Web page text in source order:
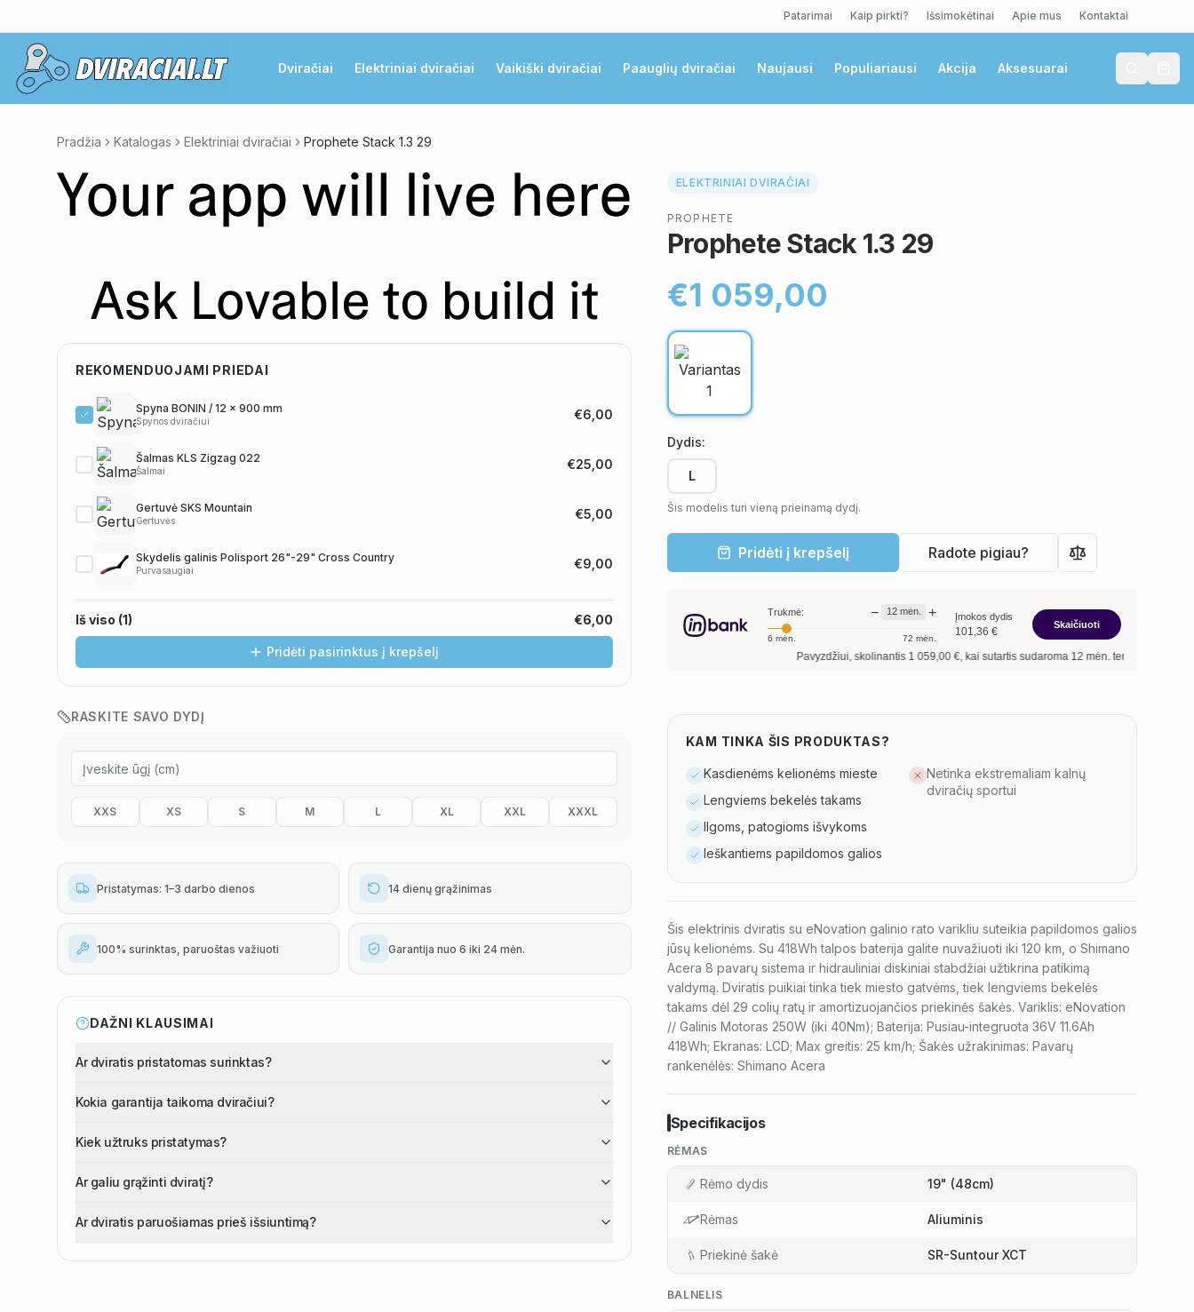
Patarimai Kaip pirkti? Išsimokėtinai Apie mus Kontaktai
Dviračiai Elektriniai dviračiai Vaikiški dviračiai Paauglių dviračiai Naujausi Populiariausi Akcija Aksesuarai
Pradžia Katalogas Elektriniai dviračiai Prophete Stack 1.3 29
REKOMENDUOJAMI PRIEDAI
Spyna BONIN / 12 x 900 mm
Spynos dviračiui €6,00
Šalmas KLS Zigzag 022
Šalmai €25,00
Gertuvė SKS Mountain
Gertuvės €5,00
Skydelis galinis Polisport 26"-29" Cross Country
Purvasaugiai €9,00
Iš viso (1) €6,00
Pridėti pasirinktus į krepšelį
RASKITE SAVO DYDĮ
XXS XS S M L XL XXL XXXL
Pristatymas: 1–3 darbo dienos 14 dienų grąžinimas
100% surinktas, paruoštas važiuoti Garantija nuo 6 iki 24 mėn.
DAŽNI KLAUSIMAI
Ar dviratis pristatomas surinktas?
Kokia garantija taikoma dviračiui?
Kiek užtruks pristatymas?
Ar galiu grąžinti dviratį?
Ar dviratis paruošiamas prieš išsiuntimą?
ELEKTRINIAI DVIRAČIAI
PROPHETE
Prophete Stack 1.3 29
€1 059,00
Dydis:
L
Šis modelis turi vieną prieinamą dydį.
Pridėti į krepšelį Radote pigiau?
Trukmė: − 12mėn. +
6 mėn. 72 mėn.
Įmokos dydis
101,36 €
Skaičiuoti
Pavyzdžiui, skolinantis1 059,00€, kai sutartis sudaroma12mėn. terminui, metinė palūkanų
KAM TINKA ŠIS PRODUKTAS?
Kasdienėms kelionėms mieste
Lengviems bekelės takams
Ilgoms, patogioms išvykoms
Ieškantiems papildomos galios
Netinka ekstremaliam kalnų
dviračių sportui
Šis elektrinis dviratis su eNovation galinio rato varikliu suteikia papildomos galios
jūsų kelionėms. Su 418Wh talpos baterija galite nuvažiuoti iki 120 km, o Shimano
Acera 8 pavarų sistema ir hidrauliniai diskiniai stabdžiai užtikrina patikimą
valdymą. Dviratis puikiai tinka tiek miesto gatvėms, tiek lengviems bekelės
takams dėl 29 colių ratų ir amortizuojančios priekinės šakės. Variklis: eNovation
// Galinis Motoras 250W (iki 40Nm); Baterija: Pusiau-integruota 36V 11.6Ah
418Wh; Ekranas: LCD; Max greitis: 25 km/h; Šakės užrakinimas: Pavarų
rankenėlės: Shimano Acera
Specifikacijos
RĖMAS
Rėmo dydis 19" (48cm)
Rėmas Aliuminis
Priekinė šakė SR-Suntour XCT
BALNELIS